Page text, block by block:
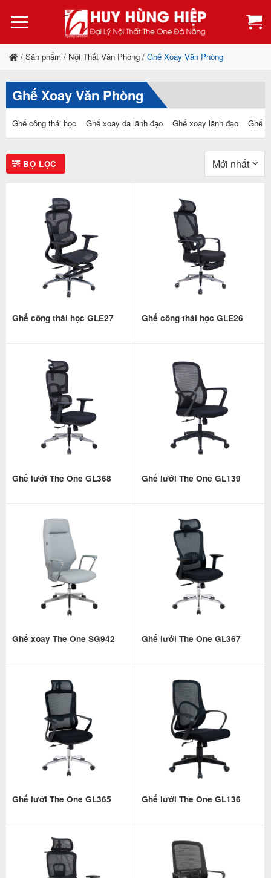
qua
dung
/ Sản phẩm / Nội Thất Văn Phòng / Ghế Xoay Văn Phòng
Ghế Xoay Văn Phòng
Ghế công thái học Ghế xoay da lãnh đạo Ghế xoay lãnh đạo Ghế
BỘ LỌC
Ghế công thái học GLE27 Ghế công thái học GLE26
Ghế lưới The One GL368 Ghế lưới The One GL139
Ghế xoay The One SG942 Ghế lưới The One GL367
Ghế lưới The One GL365 Ghế lưới The One GL136